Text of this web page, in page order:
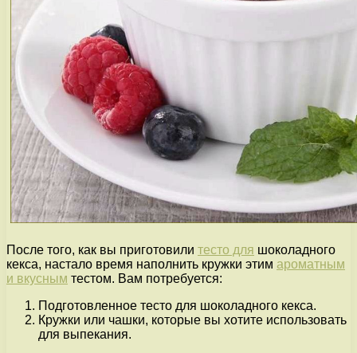
После того, как вы приготовили тесто для шоколадного
кекса, настало время наполнить кружки этим ароматным
и вкусным тестом. Вам потребуется:
Подготовленное тесто для шоколадного кекса.
Кружки или чашки, которые вы хотите использовать
для выпекания.